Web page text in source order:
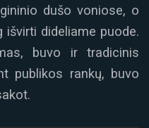
dušo voniose, o
dideliame puode.
buvo ir tradicinis
publikos rankų, buvo